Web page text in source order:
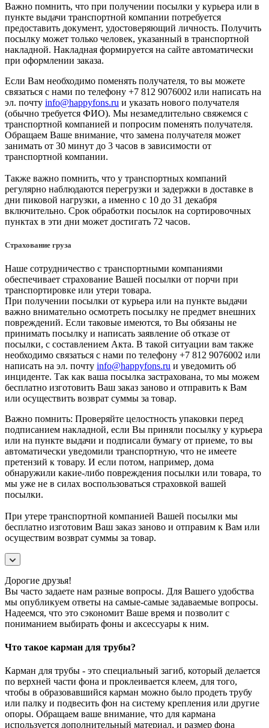
Важно помнить, что при получении посылки у курьера или в
пункте выдачи транспортной компании потребуется
предоставить документ, удостоверяющий личность. Получить
посылку может только человек, указанный в транспортной
накладной. Накладная формируется на сайте автоматически
при оформлении заказа.
Если Вам необходимо поменять получателя, то вы можете
связаться с нами по телефону +7 812 9076002 или написать на
эл. почту info@happyfons.ru и указать нового получателя
(обычно требуется ФИО). Мы незамедлительно свяжемся с
транспортной компанией и попросим поменять получателя.
Обращаем Ваше внимание, что замена получателя может
занимать от 30 минут до 3 часов в зависимости от
транспортной компании.
Также важно помнить, что у транспортных компаний
регулярно наблюдаются перегрузки и задержки в доставке в
дни пиковой нагрузки, а именно с 10 до 31 декабря
включительно. Срок обработки посылок на сортировочных
пунктах в эти дни может достигать 72 часов.
Страхование груза
Наше сотрудничество с транспортными компаниями
обеспечивает страхование Вашей посылки от порчи при
транспортировке или утери товара.
При получении посылки от курьера или на пункте выдачи
важно внимательно осмотреть посылку не предмет внешних
повреждений. Если таковые имеются, то Вы обязаны не
принимать посылку и написать заявление об отказе от
посылки, с составлением Акта. В такой ситуации вам также
необходимо связаться с нами по телефону +7 812 9076002 или
написать на эл. почту info@happyfons.ru и уведомить об
инциденте. Так как ваша посылка застрахована, то мы можем
бесплатно изготовить Ваш заказ заново и отправить к Вам
или осуществить возврат суммы за товар.
Важно помнить: Проверяйте целостность упаковки перед
подписанием накладной, если Вы приняли посылку у курьера
или на пункте выдачи и подписали бумагу от приеме, то вы
автоматически уведомили транспортную, что не имеете
претензий к товару. И если потом, например, дома
обнаружили какие-либо повреждения посылки или товара, то
мы уже не в силах воспользоваться страховкой вашей
посылки.
При утере транспортной компанией Вашей посылки мы
бесплатно изготовим Ваш заказ заново и отправим к Вам или
осуществим возврат суммы за товар.
Дорогие друзья!
Вы часто задаете нам разные вопросы. Для Вашего удобства
мы опубликуем ответы на самые-самые задаваемые вопросы.
Надеемся, что это сэкономит Ваше время и позволит с
пониманием выбирать фоны и аксессуары к ним.
Что такое карман для трубы?
Карман для трубы - это специальный загиб, который делается
по верхней части фона и проклеивается клеем, для того,
чтобы в образовавшийся карман можно было продеть трубу
или палку и подвесить фон на систему крепления или другие
опоры. Обращаем ваше внимание, что для кармана
используется дополнительный материал, и размер фона